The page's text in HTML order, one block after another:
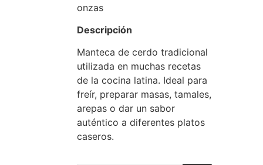
onzas
Descripción
Manteca de cerdo tradicional
utilizada en muchas recetas
de la cocina latina. Ideal para
freír, preparar masas, tamales,
arepas o dar un sabor
auténtico a diferentes platos
caseros.